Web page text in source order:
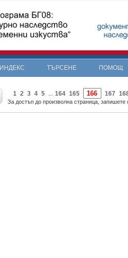
ИНДЕКС ТЪРСЕНЕ ПОМОЩ
1 2 3 4 5 164 165 167
За достъп до произволна страница,